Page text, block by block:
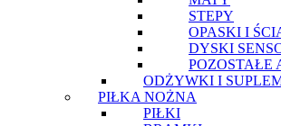
STEPY
OPASKI I
DYSKI
POZOSTAŁE
ODŻYWKI I
PIŁKA NOŻNA
PIŁKI